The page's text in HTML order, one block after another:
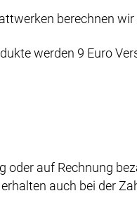
berechnen
werden 9 Euro
oder auf Rechnung
auch bei der